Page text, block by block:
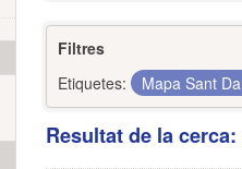
Filtres
Etiquetes:
Mapa Sant
Resultat de la